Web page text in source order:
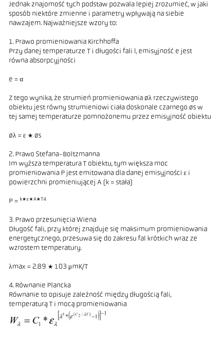
Jednak znajomość tych podstaw pozwala lepiej zrozumieć, w jaki
sposób niektóre zmienne i parametry wpływają na siebie
nawzajem. Najważniejsze wzory to:
1. Prawo promieniowania Kirchhoffa
Przy danej temperaturze T i długości fali l, emisyjność e jest
równa absorpcyjności
e = α
Z tego wynika, że strumień promieniowania øλ rzeczywistego
obiektu jest równy strumieniowi ciała doskonale czarnego øs w
tej samej temperaturze pomnożonemu przez emisyjność obiektu
øλ = ε * øs
2. Prawo Stefana-Boltzmanna
Im wyższa temperatura T obiektu, tym większa moc
promieniowania P jest emitowana dla danej emisyjności ε i
powierzchni promieniującej A (k = stała)
P = k*ε*A*T4
3. Prawo przesunięcia Wiena
Długość fali, przy której znajduje się maksimum promieniowania
energetycznego, przesuwa się do zakresu fal krótkich wraz ze
wzrostem temperatury.
λmax = 2.89 * 103 μmK/T
4. Równanie Plancka
Równanie to opisuje zależność między długością fali,
temperaturą T i mocą promieniowania